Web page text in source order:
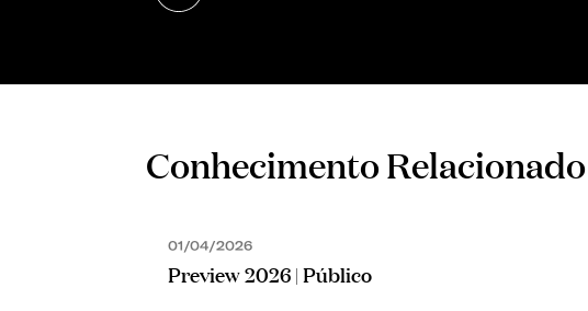
Conhecimento Relacionado
01/04/2026
Preview 2026 | Público